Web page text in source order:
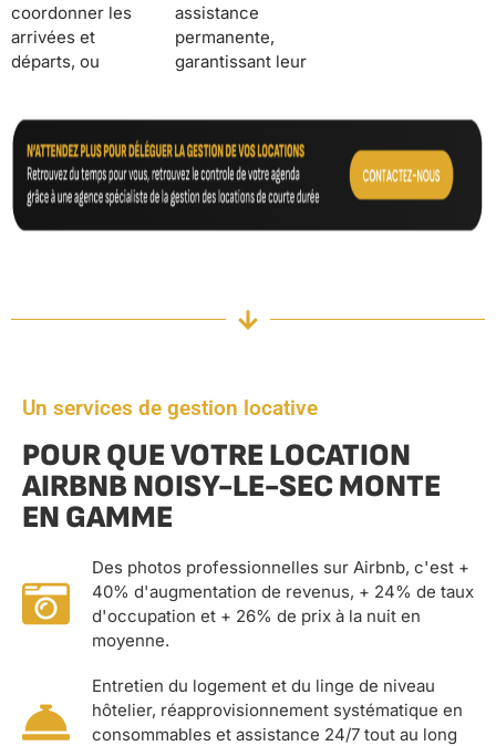
coordonner les
arrivées et
départs, ou
assistance
permanente,
garantissant leur
Un services de gestion locative
POUR QUE VOTRE LOCATION
AIRBNB NOISY-LE-SEC MONTE
EN GAMME
Des photos professionnelles sur Airbnb, c'est +
40% d'augmentation de revenus, + 24% de taux
d'occupation et + 26% de prix à la nuit en
moyenne.
Entretien du logement et du linge de niveau
hôtelier, réapprovisionnement systématique en
consommables et assistance 24/7 tout au long